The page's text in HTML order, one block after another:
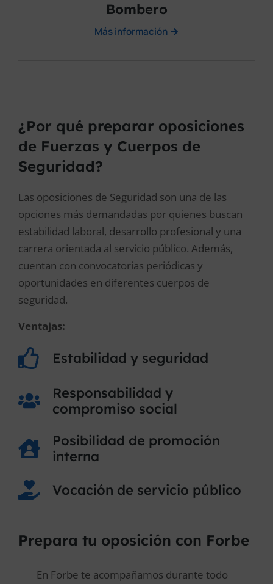
Bombero
Más información
¿Por qué preparar oposiciones
de Fuerzas y Cuerpos de
Seguridad?
Las oposiciones de Seguridad son una de las
opciones más demandadas por quienes buscan
estabilidad laboral, desarrollo profesional y una
carrera orientada al servicio público. Además,
cuentan con convocatorias periódicas y
oportunidades en diferentes cuerpos de
seguridad.
Ventajas:
Estabilidad y seguridad
Responsabilidad y
compromiso social
Posibilidad de promoción
interna
Vocación de servicio público
Prepara tu oposición con Forbe
En Forbe te acompañamos durante todo